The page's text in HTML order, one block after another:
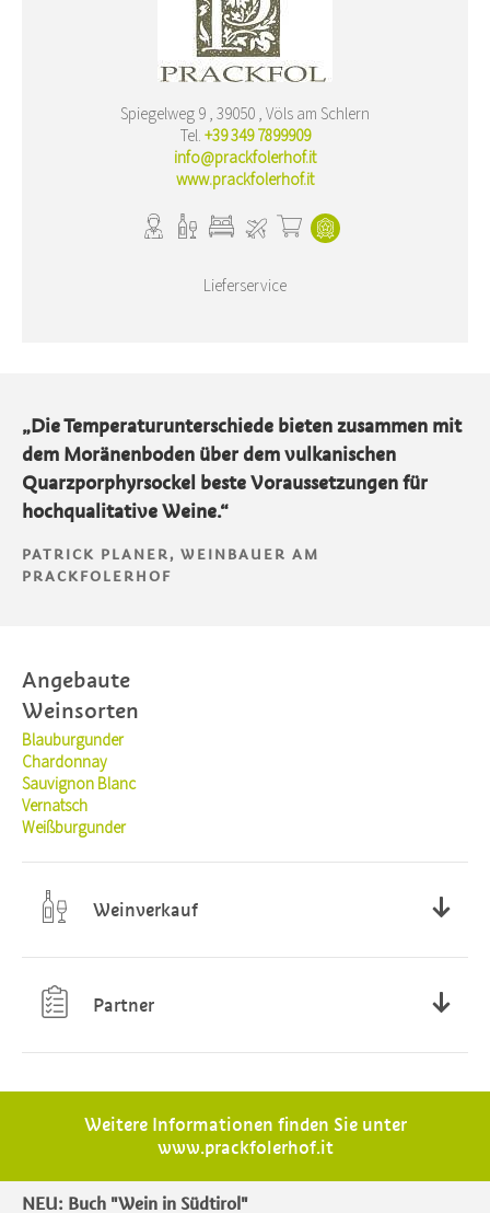
Spiegelweg 9 , 39050 , Völs am Schlern
Tel.+39 349 7899909
info@prackfolerhof.it
www.prackfolerhof.it
Lieferservice
„Die Temperaturunterschiede bieten zusammen mit
dem Moränenboden über dem vulkanischen
Quarzporphyrsockel beste Voraussetzungen für
hochqualitative Weine.“
PATRICK PLANER, WEINBAUER AM
PRACKFOLERHOF
Angebaute
Weinsorten
Blauburgunder
Chardonnay
Sauvignon Blanc
Vernatsch
Weißburgunder
Weinverkauf
8.00 - 18.00Uhr
Partner
Weitere Informationen finden Sie unter
www.prackfolerhof.it
NEU: Buch "Wein in Südtirol"